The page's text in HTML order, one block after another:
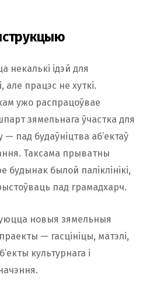
некалькі ідэй для
але працэс не хуткі.
ужо распрацоўвае
зямельнага ўчастка для
пад будаўніцтва аб’ектаў
Таксама прыватны
будынак былой паліклінікі,
пад грамадхарч.
новыя зямельныя
— гасцініцы, матэлі,
культурнага і